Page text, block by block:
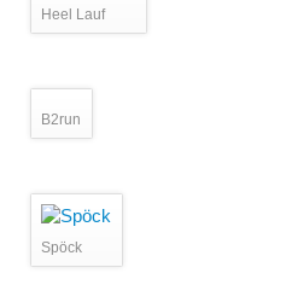
Heel Lauf
B2run
Spöck